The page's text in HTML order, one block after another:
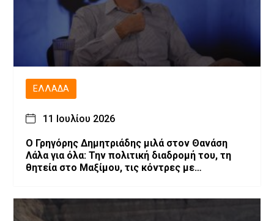
ΕΛΛΆΔΑ
11 Ιουλίου 2026
O Γρηγόρης Δημητριάδης μιλά στον Θανάση
Λάλα για όλα: Την πολιτική διαδρομή του, τη
θητεία στο Μαξίμου, τις κόντρες με